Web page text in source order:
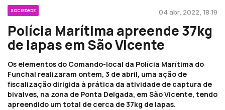
SOCIEDADE 04 abr, 2022, 18:19
Polícia Marítima apreende 37kg
de lapas em São Vicente
Os elementos do Comando-local da Polícia Marítima do
Funchal realizaram ontem, 3 de abril, uma ação de
fiscalização dirigida à prática da atividade de captura de
bivalves, na zona de Ponta Delgada, em São Vicente, tendo
apreendido um total de cerca de 37kg de lapas.